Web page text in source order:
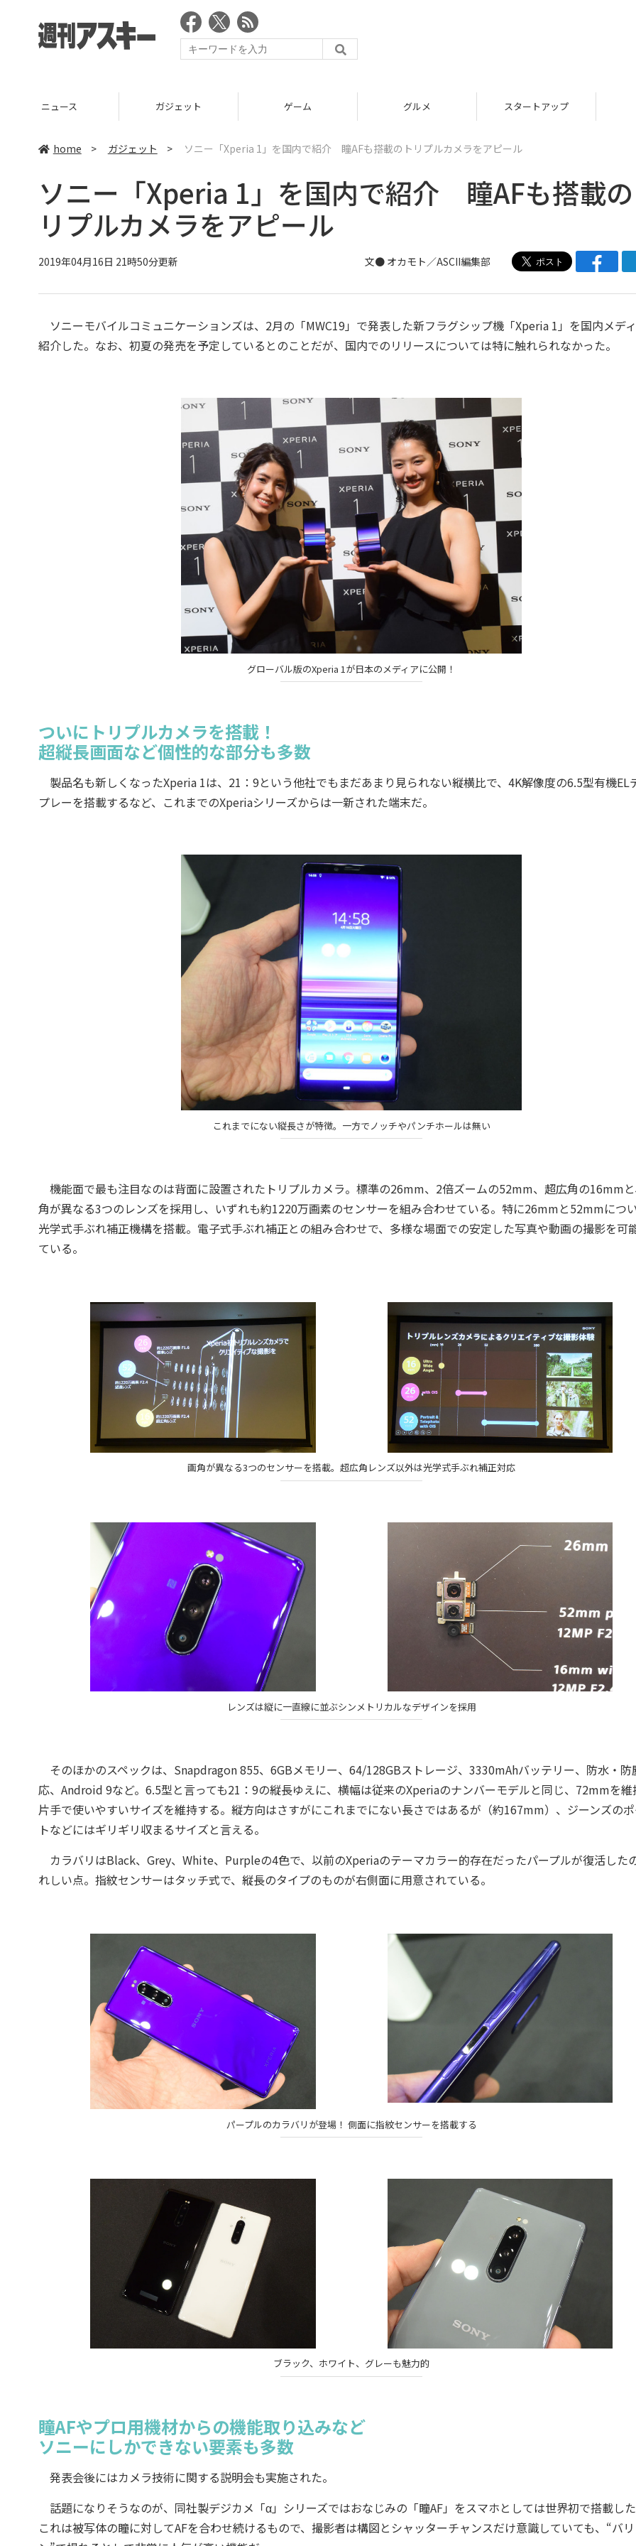
ニュース ガジェット ゲーム グルメ スタートアップ
home > ガジェット > ソニー「Xperia 1」を国内で紹介 瞳AFも搭載のトリプルカメラをアピール
ソニー「Xperia 1」を国内で紹介 瞳AFも搭載
リプルカメラをアピール
2019年04月16日 21時50分更新 文● オカモト／ASCII編集部
ソニーモバイルコミュニケーションズは、2月の「MWC19」で発表した新フラグシップ機「Xperia 1」を国内メデ
紹介した。なお、初夏の発売を予定しているとのことだが、国内でのリリースについては特に触れられなかった。
グローバル版のXperia 1が日本のメディアに公開！
ついにトリプルカメラを搭載！
超縦長画面など個性的な部分も多数
製品名も新しくなったXperia 1は、21：9という他社でもまだあまり見られない縦横比で、4K解像度の6.5型有機EL
プレーを搭載するなど、これまでのXperiaシリーズからは一新された端末だ。
これまでにない縦長さが特徴。一方でノッチやパンチホールは無い
機能面で最も注目なのは背面に設置されたトリプルカメラ。標準の26mm、2倍ズームの52mm、超広角の16mm
角が異なる3つのレンズを採用し、いずれも約1220万画素のセンサーを組み合わせている。特に26mmと52mmにつ
光学式手ぶれ補正機構を搭載。電子式手ぶれ補正との組み合わせで、多様な場面での安定した写真や動画の撮影を可
ている。
画角が異なる3つのセンサーを搭載。超広角レンズ以外は光学式手ぶれ補正対応
レンズは縦に一直線に並ぶシンメトリカルなデザインを採用
そのほかのスペックは、Snapdragon 855、6GBメモリー、64/128GBストレージ、3330mAhバッテリー、防水・防
応、Android 9など。6.5型と言っても21：9の縦長ゆえに、横幅は従来のXperiaのナンバーモデルと同じ、72mmを維
片手で使いやすいサイズを維持する。縦方向はさすがにこれまでにない長さではあるが（約167mm）、ジーンズの
トなどにはギリギリ収まるサイズと言える。
カラバリはBlack、Grey、White、Purpleの4色で、以前のXperiaのテーマカラー的存在だったパープルが復活した
れしい点。指紋センサーはタッチ式で、縦長のタイプのものが右側面に用意されている。
パープルのカラバリが登場！ 側面に指紋センサーを搭載する
ブラック、ホワイト、グレーも魅力的
瞳AFやプロ用機材からの機能取り込みなど
ソニーにしかできない要素も多数
発表会後にはカメラ技術に関する説明会も実施された。
話題になりそうなのが、同社製デジカメ「α」シリーズではおなじみの「瞳AF」をスマホとしては世界初で搭載し
これは被写体の瞳に対してAFを合わせ続けるもので、撮影者は構図とシャッターチャンスだけ意識していても、“バ